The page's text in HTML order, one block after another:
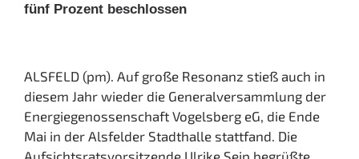
fünf Prozent beschlossen
ALSFELD (pm). Auf große Resonanz stieß auch in
diesem Jahr wieder die Generalversammlung der
Energiegenossenschaft Vogelsberg eG, die Ende
Mai in der Alsfelder Stadthalle stattfand. Die
Aufsichtsratsvorsitzende Ulrike Seip begrüßte